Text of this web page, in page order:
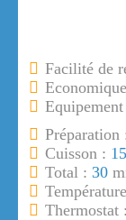
Facilité de
Préparation
Cuisson : 15
Total : 30
Thermostat